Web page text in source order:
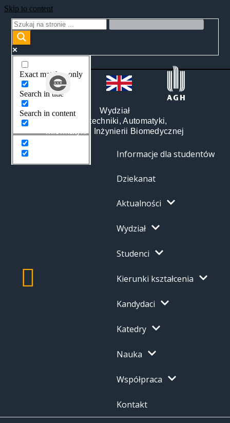
Skip to content
Exact matches only
Search in title
Search in content
Wydział
Elektrotechniki, Automatyki,
Informatyki i Inżynierii Biomedycznej
Informacje dla studentów
Dziekanat
Aktualności
Wydział
Studenci
Kierunki kształcenia
Kandydaci
Katedry
Nauka
Współpraca
Kontakt